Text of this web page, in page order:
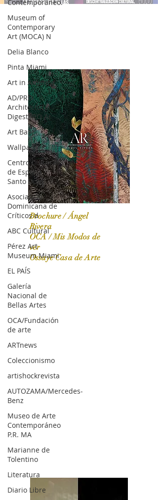
Contemporáneo.
Museum of
Contemporary
Art (MOCA) N
Delia Blanco
Pinta Miami
Art in America
AD/PRO
Architectural
DigestPRO Ar
Art Basel
Wallpaper*
Centro Cultural
de España
Santo Dom
Asociación
Dominicana de
Críticos d
ABC Cultural
Pérez Art
Museum Miami
EL PAÍS
Galería
Nacional de
Bellas Artes
OCA/Fundación
de arte
ARTnews
Coleccionismo
artishockrevista
AUTOZAMA/Mercedes-
Benz
Museo de Arte
Contemporáneo
P.R. MA
Marianne de
Tolentino
Literatura
Diario Libre
OCA|News 31 / Marzo-Abril / 2024
Brochure / Ángel
Rivera
OCA / Mis Modos de
ver
Ossaye Casa de Arte